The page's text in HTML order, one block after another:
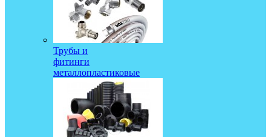
Трубы и
фитинги
металлопластиковые